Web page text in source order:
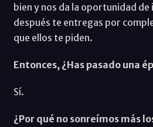
bien y nos da la oportunidad de
después te entregas por
que ellos te piden.
Entonces, ¿Has pasado una
Sí.
¿Por qué no sonreímos más